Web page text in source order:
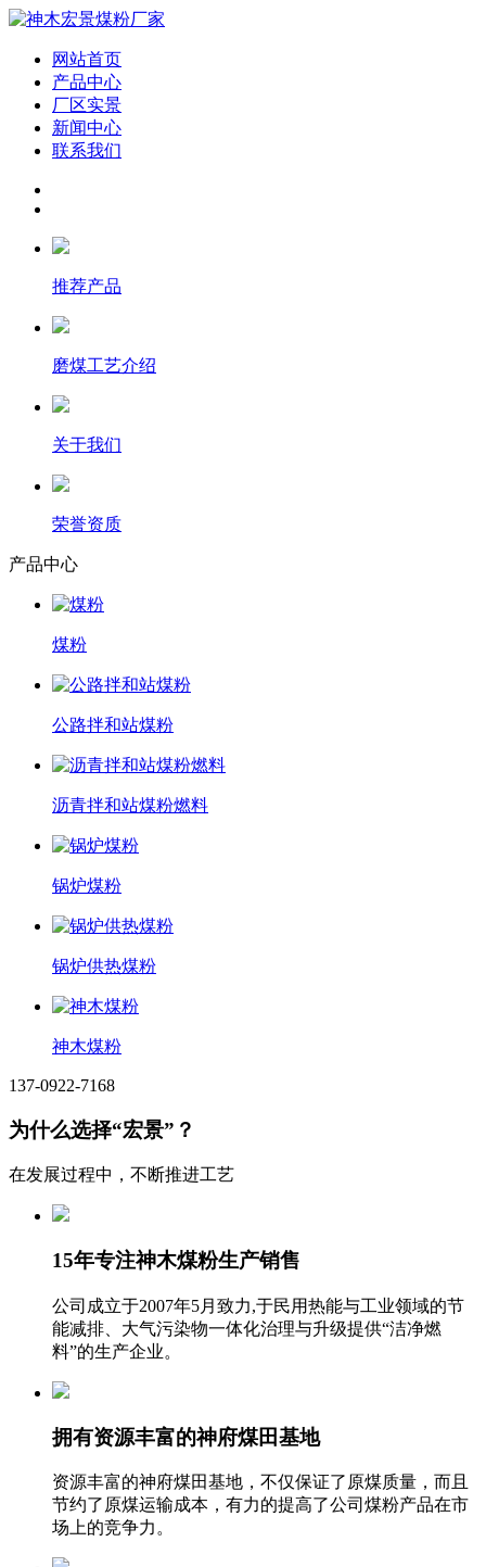
网站首页
产品中心
厂区实景
新闻中心
联系我们
推荐产品
磨煤工艺介绍
关于我们
荣誉资质
产品中心
煤粉
公路拌和站煤粉
沥青拌和站煤粉燃料
锅炉煤粉
锅炉供热煤粉
神木煤粉
137-0922-7168
为什么选择“宏景”？
在发展过程中，不断推进工艺
15年专注神木煤粉生产销售
公司成立于2007年5月致力,于民用热能与工业领域的节
能减排、大气污染物一体化治理与升级提供“洁净燃
料”的生产企业。
拥有资源丰富的神府煤田基地
资源丰富的神府煤田基地，不仅保证了原煤质量，而且
节约了原煤运输成本，有力的提高了公司煤粉产品在市
场上的竞争力。